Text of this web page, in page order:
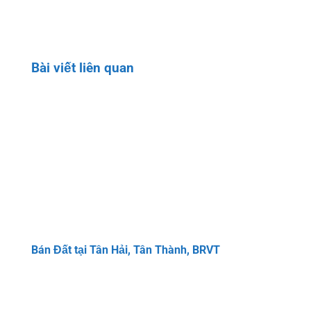
Bài viết liên quan
Bán Đất tại Tân Hải, Tân Thành, BRVT